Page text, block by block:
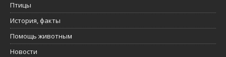
Птицы
История, факты
Помощь животным
Новости